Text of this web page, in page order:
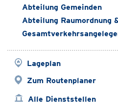
Abteilung Gemeinden
Abteilung Raumordnung
Lageplan
Zum Routenplaner
Alle Dienststellen